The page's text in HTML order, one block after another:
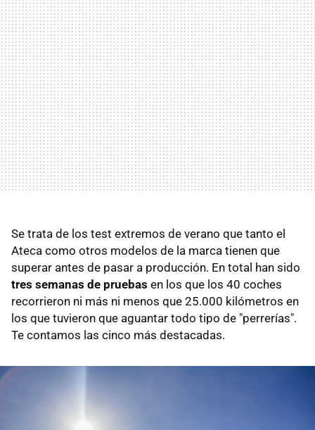
Se trata de los test extremos de verano que tanto el
Ateca como otros modelos de la marca tienen que
superar antes de pasar a producción. En total han sido
tres semanas de pruebas en los que los 40 coches
recorrieron ni más ni menos que 25.000 kilómetros en
los que tuvieron que aguantar todo tipo de "perrerías".
Te contamos las cinco más destacadas.